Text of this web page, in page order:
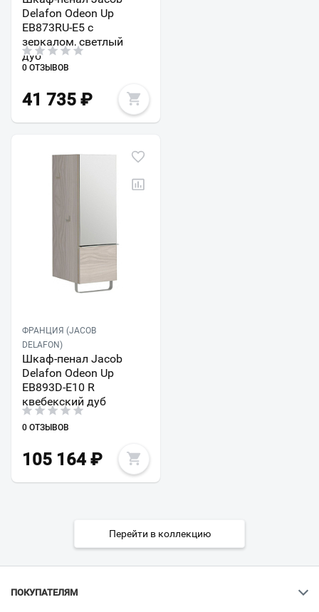
Delafon Odeon Up
EB873RU-E5 с
зеркалом, светлый
дуб
0 ОТЗЫВОВ
41 735 ₽
ФРАНЦИЯ (JACOB
DELAFON)
Шкаф-пенал Jacob
Delafon Odeon Up
EB893D-E10 R
квебекский дуб
0 ОТЗЫВОВ
105 164 ₽
Перейти в коллекцию
ПОКУПАТЕЛЯМ